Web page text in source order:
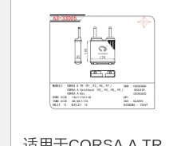
B暖风